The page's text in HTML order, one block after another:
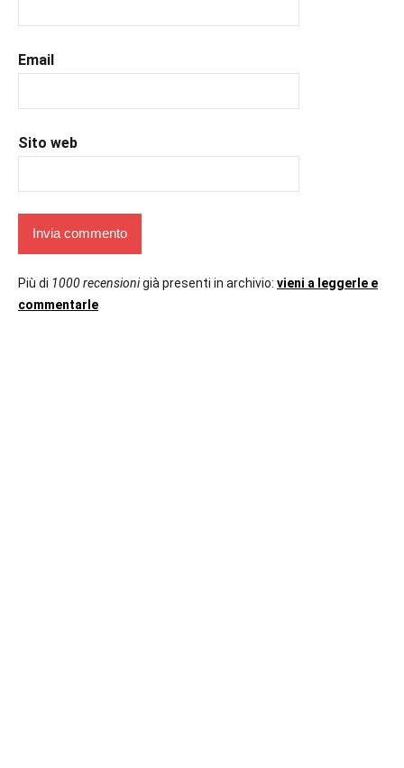
Email
Sito web
Più di 1000 recensionigià presenti in archivio: vieni a leggerle e
commentarle